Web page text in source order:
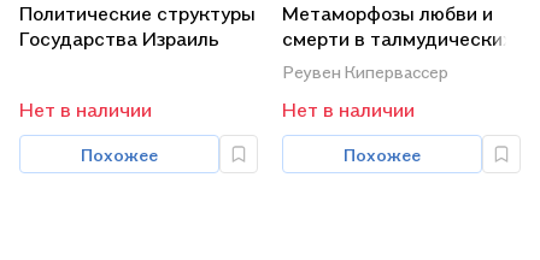
Политические структуры
Государства Израиль
Нет в наличии
Похожее
Метаморфозы любви и
смерти в талмудических
текстах
Реувен Кипервассер
Нет в наличии
Похожее